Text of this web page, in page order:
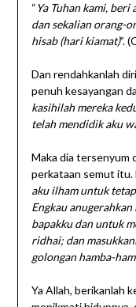
“Ya Tuhan kami, beri
dan sekalian orang-
hisab (hari kiamat)”.
Dan rendahkanlah
penuh kesayangan
kasihilah mereka
telah mendidik aku
Maka dia tersenyum
perkataan semut itu.
aku ilham untuk
Engkau
bapakku dan untuk
ridhai; dan
golongan hamba-
Ya Allah, berikanlah